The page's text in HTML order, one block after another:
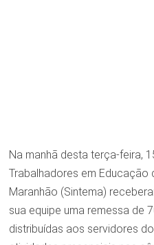
Na manhã desta terça-feira,
Trabalhadores em Educação
Maranhão (Sintema)
sua equipe uma remessa de
distribuídas aos servidores